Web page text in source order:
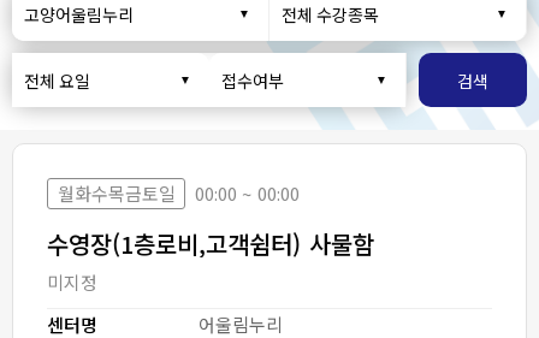
고양어울림누리 전체 수강종목
전체 요일 접수여부 검색
수영장(1층로비,고객쉼터) 사물함
월화수목금토일 00:00 ~ 00:00
센터명
어울림누리
미지정